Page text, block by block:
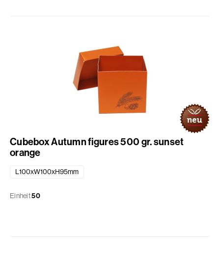
Cubebox Autumn figures 500 gr. sunset
orange
L100xW100xH95mm
Einheit50